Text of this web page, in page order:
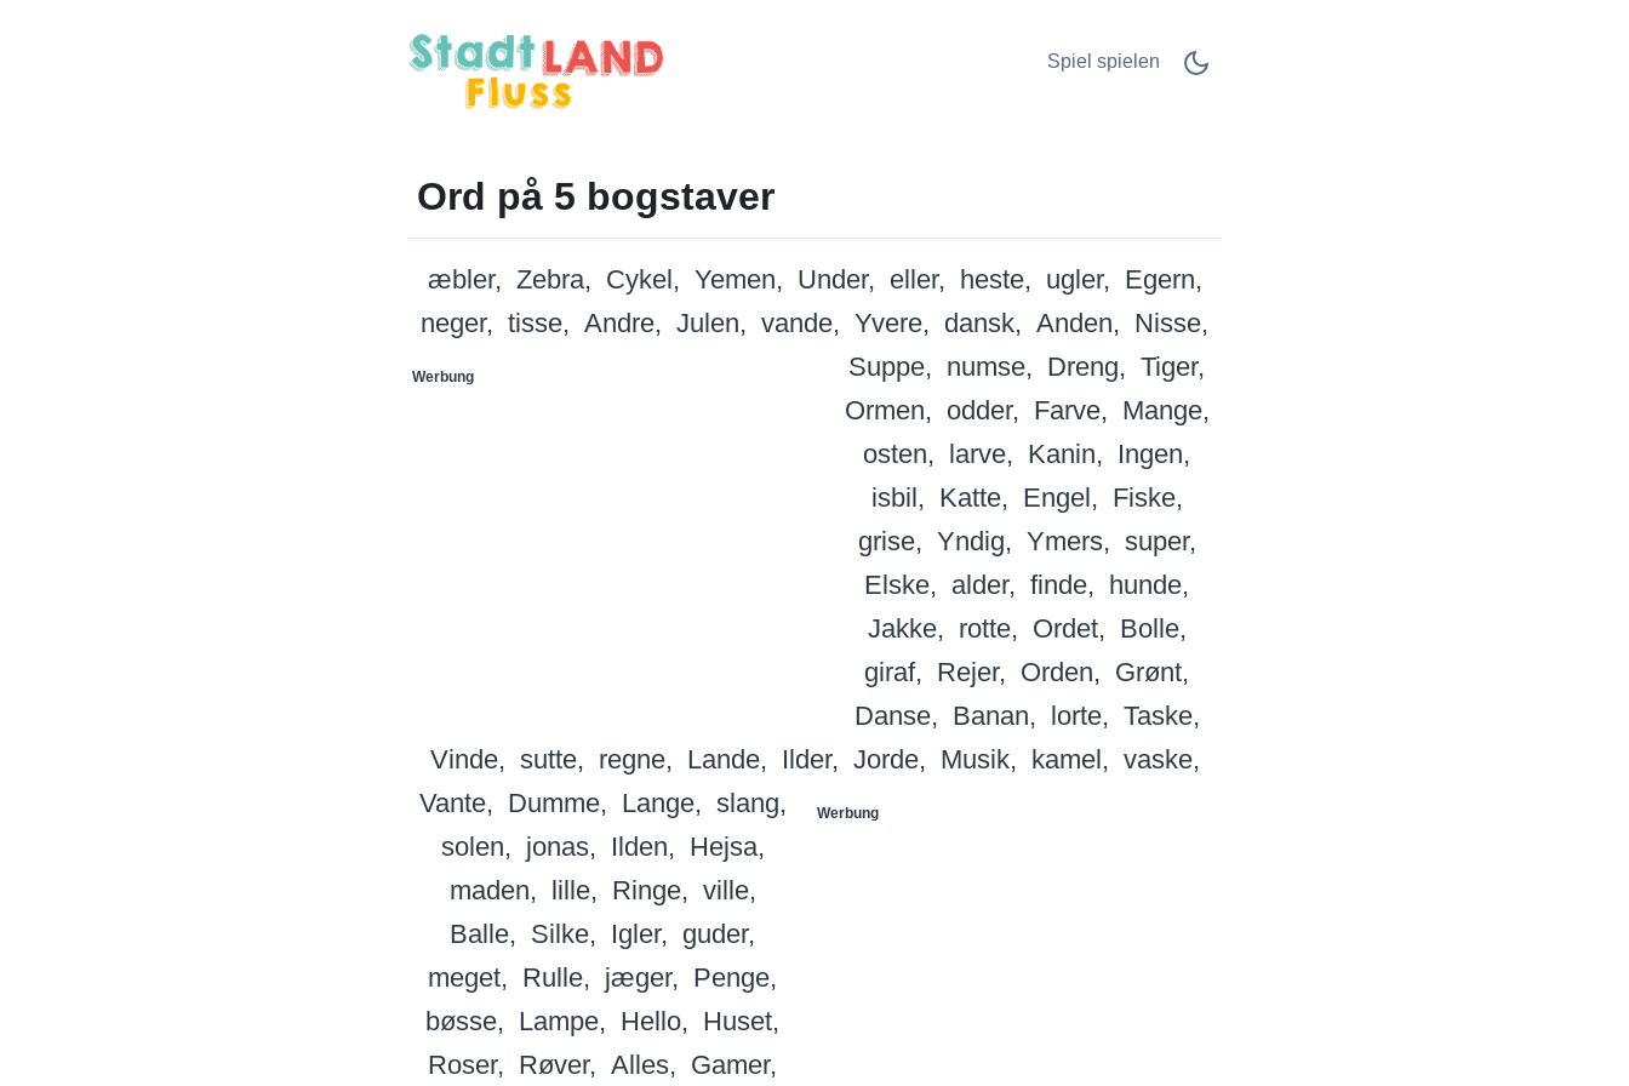
Spiel spielen
Ord på 5 bogstaver
æbler Zebra Cykel Yemen Under eller heste ugler
Egern
neger
tisse Andre Julen vande Yvere
Werbung
dansk Anden
Nisse
Suppe
numse Dreng
Tiger
Ormen
odder Farve
Mange
osten
larve Kanin
Ingen
isbil
Katte Engel
Fiske
grise
Yndig Ymers
super
Elske
alder finde
hunde
Jakke
rotte Ordet
Bolle
giraf
Rejer Orden
Grønt
Danse
Banan lorte
Taske
Vinde
sutte regne Lande Ilder Jorde
Werbung
Musik kamel
vaske
Vante
Dumme Lange
slang
solen
jonas Ilden
Hejsa
maden
lille Ringe
ville
Balle
Silke Igler
guder
meget
Rulle jæger
Penge
bøsse
Lampe Hello
Huset
Roser
Røver Alles Gamer